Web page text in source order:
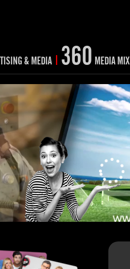
& MEDIA
RADIOadvertising
TVadvertising
Social Media video shorts
Creative Prints
Outdoor advertising
Media planning & mix
Visual material
European Media
| 360 MEDIA MIX